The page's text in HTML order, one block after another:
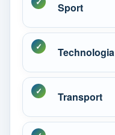
Sport
Technologia
Transport